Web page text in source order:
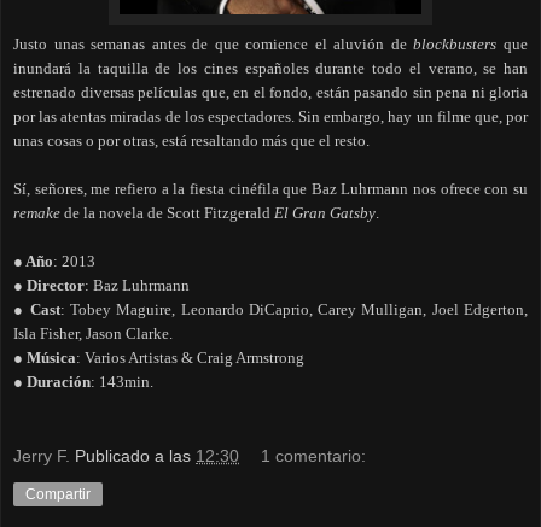
Justo unas semanas antes de que comience el aluvión deblockbusters que
inundará la taquilla de los cines españoles durante todo el verano, se han
estrenado diversas películas que, en el fondo, están pasando sin pena ni gloria
por las atentas miradas de los espectadores. Sin embargo, hay un filme que, por
unas cosas o por otras, está resaltando más que el resto.
Sí, señores, me refiero a la fiesta cinéfila que Baz Luhrmann nos ofrece con su
remake de la novela de Scott Fitzgerald El Gran Gatsby
● Año: 2013
● Director: Baz Luhrmann
● Cast: Tobey Maguire, Leonardo DiCaprio, Carey Mulligan, Joel Edgerton,
Isla Fisher, Jason Clarke.
● Música: Varios Artistas & Craig Armstrong
● Duración: 143min.
Jerry F. Publicado a las 12:30 1 comentario:
Compartir